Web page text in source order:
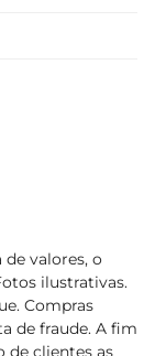
de valores, o
ilustrativas.
Compras
de fraude. A fim
de clientes as